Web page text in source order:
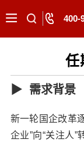
400-
任
▶ 需求背景
新一轮国企改革
企业”向“关注人